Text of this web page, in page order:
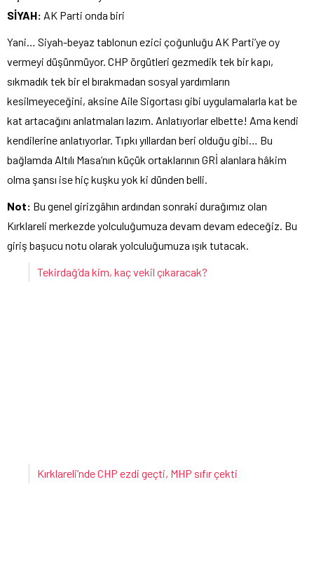
SİYAH: AK Parti onda biri
Yani… Siyah-beyaz tablonun ezici çoğunluğu AK Parti’ye oy
vermeyi düşünmüyor. CHP örgütleri gezmedik tek bir kapı,
sıkmadık tek bir el bırakmadan sosyal yardımların
kesilmeyeceğini, aksine Aile Sigortası gibi uygulamalarla kat be
kat artacağını anlatmaları lazım. Anlatıyorlar elbette! Ama kendi
kendilerine anlatıyorlar. Tıpkı yıllardan beri olduğu gibi… Bu
bağlamda Altılı Masa’nın küçük ortaklarının GRİ alanlara hâkim
olma şansı ise hiç kuşku yok ki dünden belli.
Not: Bu genel girizgâhın ardından sonraki durağımız olan
Kırklareli merkezde yolculuğumuza devam devam edeceğiz. Bu
giriş başucu notu olarak yolculuğumuza ışık tutacak.
Tekirdağ’da kim, kaç vekil çıkaracak?
Kırklareli’nde CHP ezdi geçti, MHP sıfır çekti